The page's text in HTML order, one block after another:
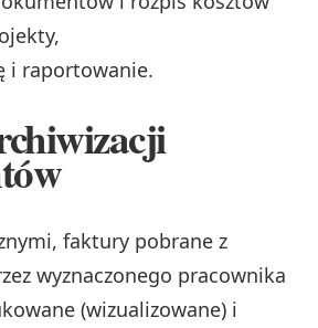
i raportowanie.
faktury pobrane z
wyznaczonego pracownika
(wizualizowane) i